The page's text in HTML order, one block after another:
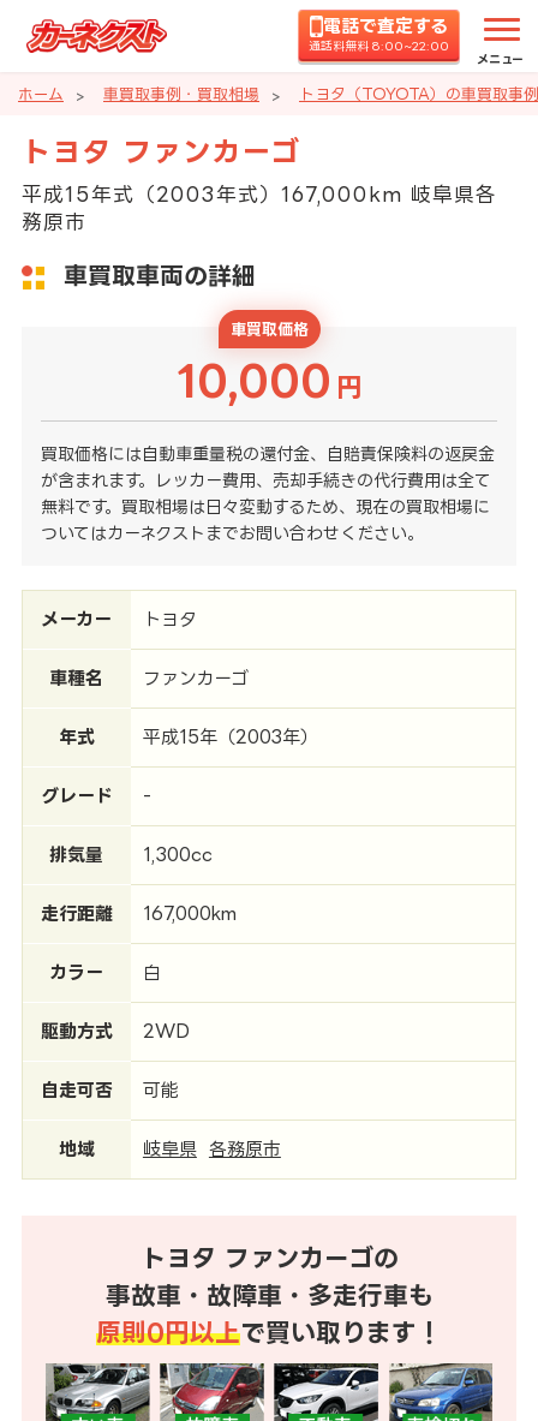
電話で査定する
通話料無料 8:00~22:00
メニュー
ホーム 車買取事例・買取相場 トヨタ（TOYOTA）の車買取事
トヨタ ファンカーゴ
平成15年式（2003年式）167,000km 岐阜県各
務原市
車買取車両の詳細
車買取価格
10,000 円
買取価格には自動車重量税の還付金、自賠責保険料の返戻金
が含まれます。レッカー費用、売却手続きの代行費用は全て
無料です。買取相場は日々変動するため、現在の買取相場に
ついてはカーネクストまでお問い合わせください。
メーカー トヨタ
車種名 ファンカーゴ
年式 平成15年（2003年）
グレード -
排気量 1,300cc
走行距離 167,000km
カラー 白
駆動方式 2WD
自走可否 可能
地域 岐阜県 各務原市
トヨタ ファンカーゴの
事故車・故障車・多走行車も
原則0円以上で買い取ります！